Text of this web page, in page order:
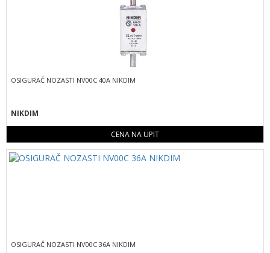
OSIGURAČ NOZASTI NV00C 40A NIKDIM
NIKDIM
CENA NA UPIT
OSIGURAČ NOZASTI NV00C 36A NIKDIM